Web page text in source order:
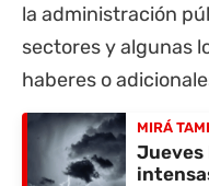
la administración
sectores y algunas
haberes o
MIRÁ
Jueves